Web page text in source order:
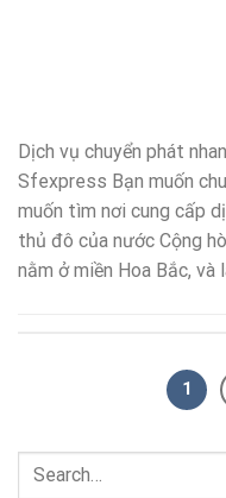
Dịch vụ chuyển phát
Sfexpress Bạn muốn
muốn tìm nơi cung cấp
thủ đô của nước Cộng
nằm ở miền Hoa Bắc, và
1